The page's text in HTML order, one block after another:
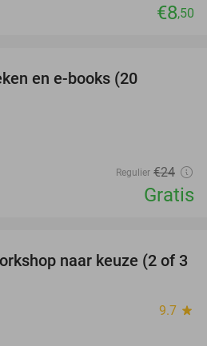
€8,50
en e-books (20
Regulier €24
Gratis
58%
naar keuze (2 of 3
9.7 star